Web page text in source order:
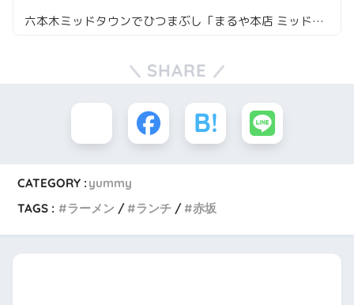
六本木ミッドタウンでひつまぶし「まるや本店 ミッドタウン店」
SHARE
CATEGORY : yummy
TAGS :
ラーメン ランチ 赤坂